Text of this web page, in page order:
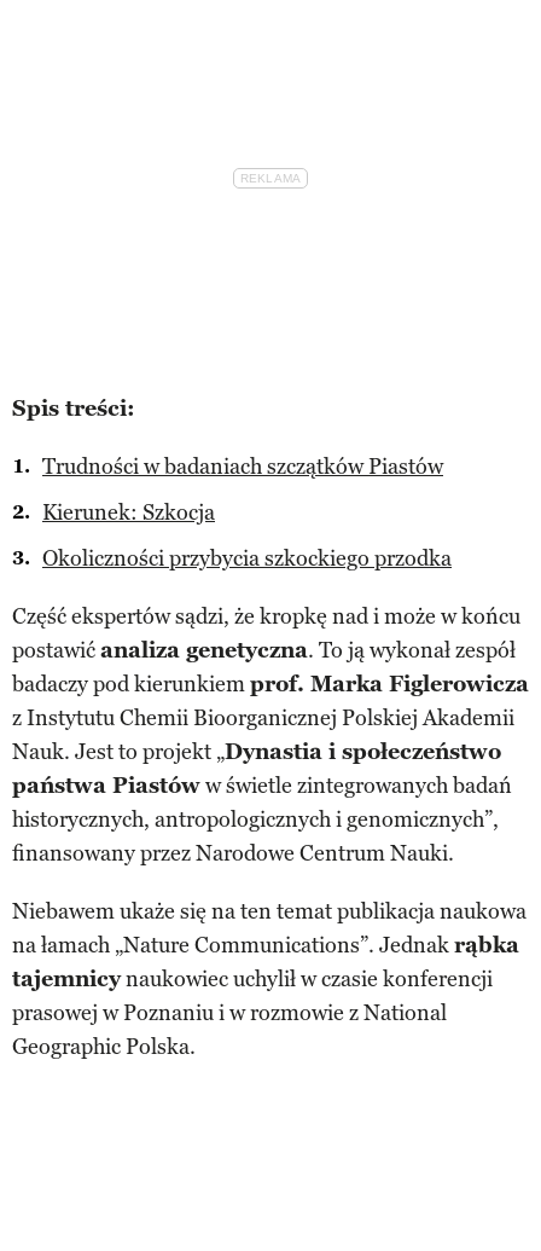
Spis treści:
Trudności w badaniach szczątków Piastów
Kierunek: Szkocja
Okoliczności przybycia szkockiego przodka
Część ekspertów sądzi, że kropkę nad i może w końcu
postawićanaliza genetyczna. To ją wykonał zespół
badaczy pod kierunkiemprof. Marka Figlerowicza
z Instytutu Chemii Bioorganicznej Polskiej Akademii
Nauk. Jest to projekt „Dynastia i społeczeństwo
państwa Piastóww świetle zintegrowanych badań
historycznych, antropologicznych i genomicznych”,
finansowany przez Narodowe Centrum Nauki.
Niebawem ukaże się na ten temat publikacja naukowa
na łamach „Nature Communications”. Jednakrąbka
tajemnicynaukowiec uchylił w czasie konferencji
prasowej w Poznaniu i w rozmowie z National
Geographic Polska.